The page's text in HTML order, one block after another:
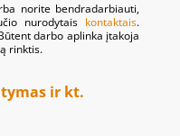
norite bendradarbiauti,
nurodytais kontaktais.
darbo aplinka įtakoja
rinktis.
ir kt.